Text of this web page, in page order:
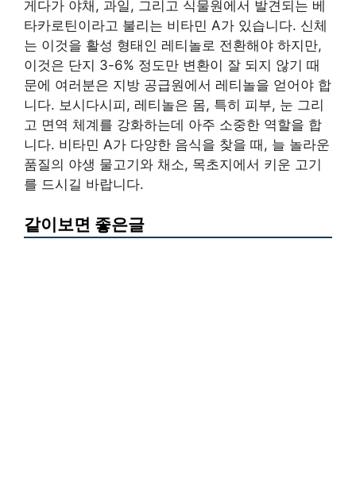
게다가 야채, 과일, 그리고 식물원에서 발견되는 베
타카로틴이라고 불리는 비타민 A가 있습니다. 신체
는 이것을 활성 형태인 레티놀로 전환해야 하지만,
이것은 단지 3-6% 정도만 변환이 잘 되지 않기 때
문에 여러분은 지방 공급원에서 레티놀을 얻어야 합
니다. 보시다시피, 레티놀은 몸, 특히 피부, 눈 그리
고 면역 체계를 강화하는데 아주 소중한 역할을 합
니다. 비타민 A가 다양한 음식을 찾을 때, 늘 놀라운
품질의 야생 물고기와 채소, 목초지에서 키운 고기
를 드시길 바랍니다.
같이보면 좋은글